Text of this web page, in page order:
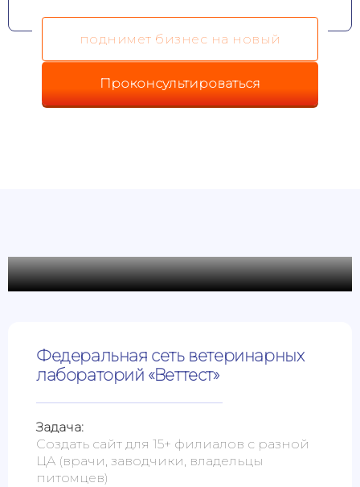
поднимет бизнес на новый
уровень
Проконсультироваться
Кейсы
Федеральная сеть ветеринарных
лабораторий «Веттест»
Задача:
Создать сайт для 15+ филиалов с разной
ЦА (врачи, заводчики, владельцы
питомцев)